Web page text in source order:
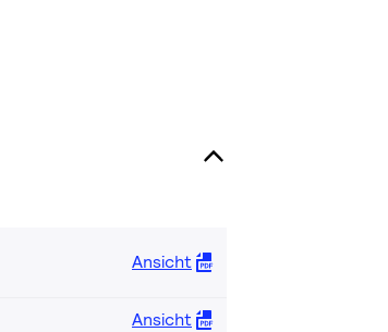
Ansicht
Ansicht